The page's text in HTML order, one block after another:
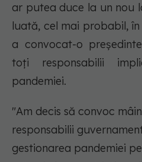
ar putea duce la un nou
luată, cel mai probabil,
a convocat-o
toți responsabilii
pandemiei.
"Am decis să convoc
responsabilii
gestionarea pandemiei